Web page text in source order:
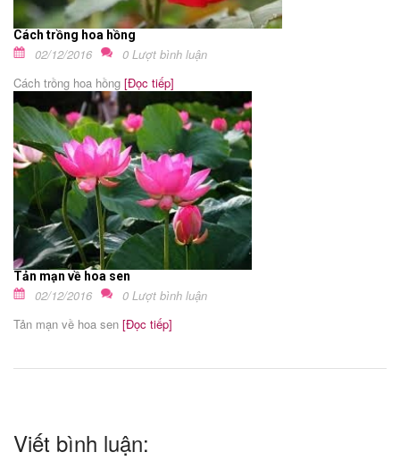
Cách trồng hoa hồng
02/12/2016
0 Lượt bình luận
Cách trồng hoa hồng [Đọc tiếp]
Tản mạn về hoa sen
02/12/2016
0 Lượt bình luận
Tản mạn về hoa sen [Đọc tiếp]
Viết bình luận: